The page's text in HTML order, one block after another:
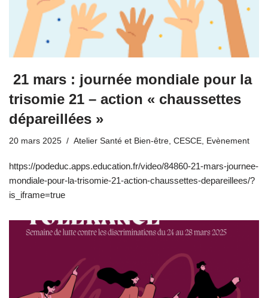
21 mars : journée mondiale pour la
trisomie 21 – action « chaussettes
dépareillées »
20 mars 2025 Atelier Santé et Bien-être, CESCE, Evènement
https://podeduc.apps.education.fr/video/84860-21-mars-journee-
mondiale-pour-la-trisomie-21-action-chaussettes-depareillees/?
is_iframe=true